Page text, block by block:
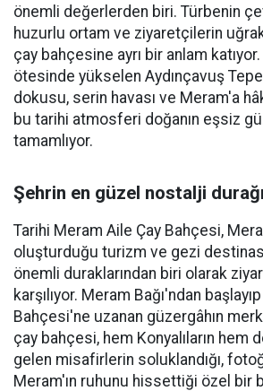
önemli değerlerden biri. Türbenin
huzurlu ortam ve ziyaretçilerin
çay bahçesine ayrı bir anlam
ötesinde yükselen Aydınçavuş
dokusu, serin havası ve Meram'a
bu tarihi atmosferi doğanın eşsiz
tamamlıyor.
Şehrin en güzel nostalji durağı
Tarihi Meram Aile Çay Bahçesi,
oluşturduğu turizm ve gezi
önemli duraklarından biri olarak
karşılıyor. Meram Bağı'ndan
Bahçesi'ne uzanan güzergâhın
çay bahçesi, hem Konyalıların hem
gelen misafirlerin soluklandığı,
Meram'ın ruhunu hissettiği özel bir